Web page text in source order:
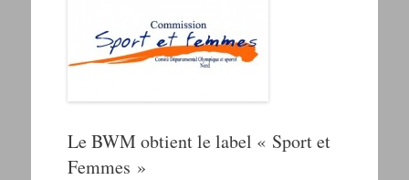
Le BWM obtient le label « Sport et
Femmes »